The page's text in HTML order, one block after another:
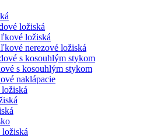
ložiská
ložiská
nerezové ložiská
s kosouhlým stykom
s kosouhlým stykom
naklápacie